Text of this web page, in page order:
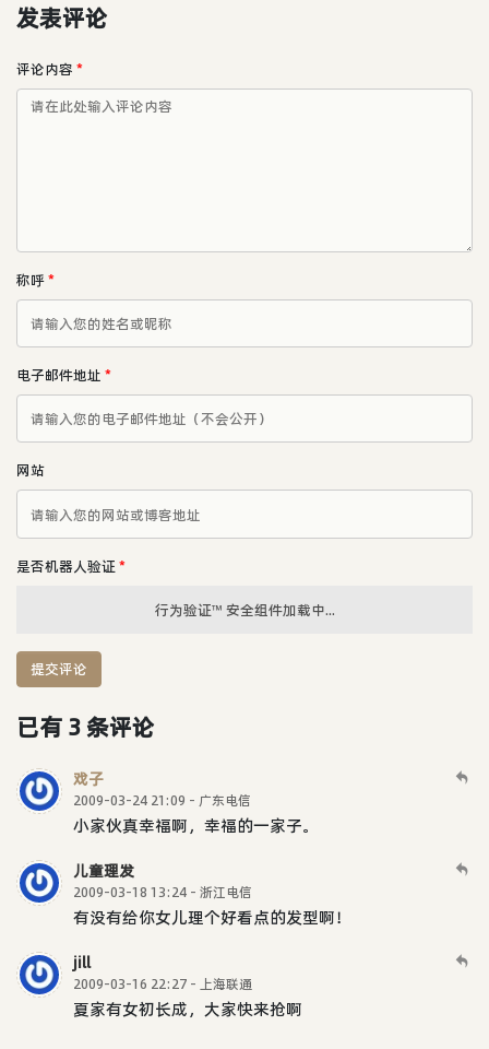
发表评论
评论内容 *
称呼*
电子邮件地址 *
网站
是否机器人验证 *
行为验证™ 安全组件加载中...
提交评论
已有 3 条评论
戏子
2009-03-24 21:09 - 广东电信
小家伙真幸福啊，幸福的一家子。
儿童理发
2009-03-18 13:24 - 浙江电信
有没有给你女儿理个好看点的发型啊！
jill
2009-03-16 22:27 - 上海联通
夏家有女初长成，大家快来抢啊